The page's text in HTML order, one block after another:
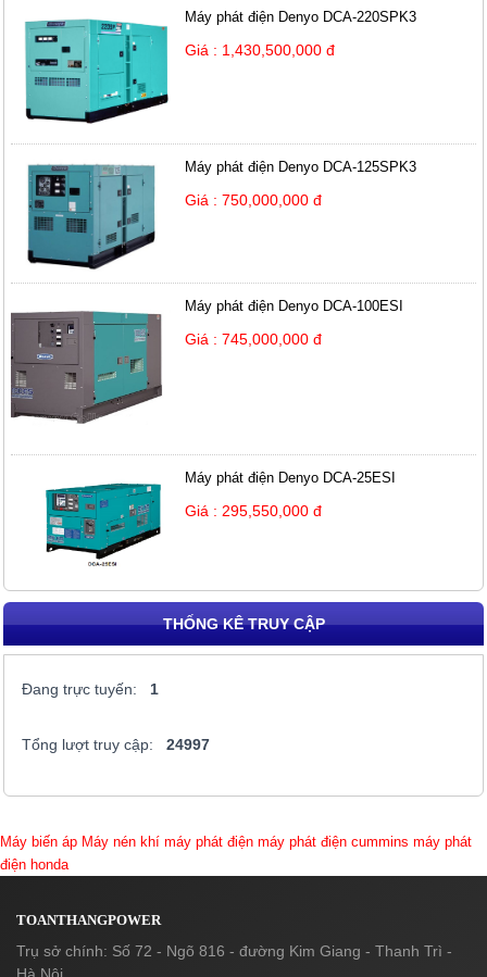
Máy phát điện Denyo DCA-220SPK3
Giá : 1,430,500,000 đ
Máy phát điện Denyo DCA-125SPK3
Giá : 750,000,000 đ
Máy phát điện Denyo DCA-100ESI
Giá : 745,000,000 đ
Máy phát điện Denyo DCA-25ESI
Giá : 295,550,000 đ
THỐNG KÊ TRUY CẬP
Đang trực tuyến: 1
Tổng lượt truy cập: 24997
Máy biến áp Máy nén khí máy phát điện máy phát điện cummins máy phát
điện honda
TOANTHANGPOWER
Trụ sở chính: Số 72 - Ngõ 816 - đường Kim Giang - Thanh Trì -